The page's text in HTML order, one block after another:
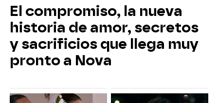
El compromiso, la nueva
historia de amor, secretos
y sacrificios que llega muy
pronto a Nova